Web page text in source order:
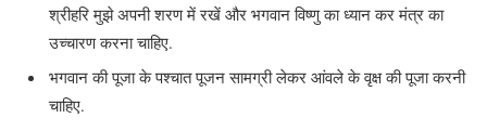
श्रीहरि मुझे अपनी शरण में रखें और भगवान विष्णु का ध्यान कर मंत्र का
उच्चारण करना चाहिए.
भगवान की पूजा के पश्चात पूजन सामग्री लेकर आंवले के वृक्ष की पूजा करनी
चाहिए.